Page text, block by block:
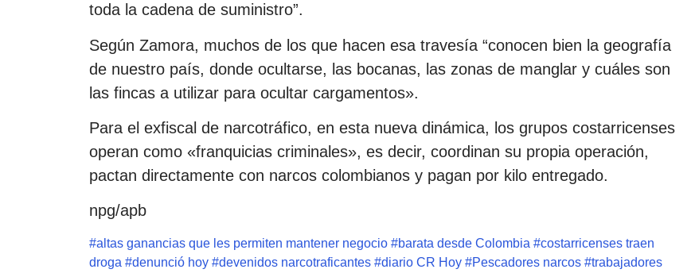
toda la cadena de suministro”.
Según Zamora, muchos de los que hacen esa travesía “conocen bien la geografía
de nuestro país, donde ocultarse, las bocanas, las zonas de manglar y cuáles son
las fincas a utilizar para ocultar cargamentos».
Para el exfiscal de narcotráfico, en esta nueva dinámica, los grupos costarricenses
operan como «franquicias criminales», es decir, coordinan su propia operación,
pactan directamente con narcos colombianos y pagan por kilo entregado.
npg/apb
#altas ganancias que les permiten mantener negocio #barata desde Colombia #costarricenses traen
droga #denunció hoy #devenidos narcotraficantes #diario CR Hoy #Pescadores narcos #trabajadores